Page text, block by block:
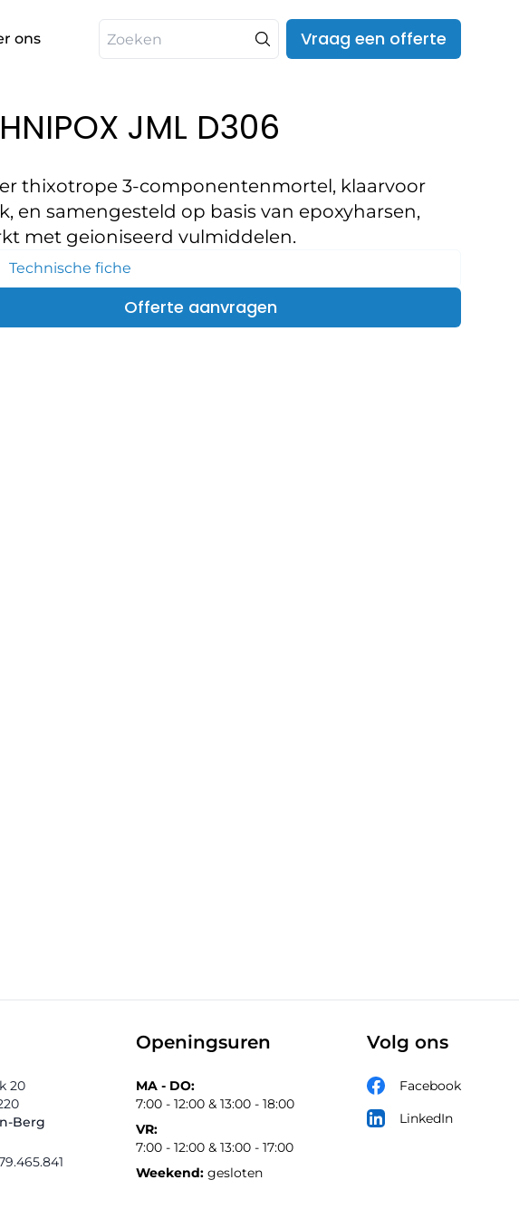
ons Vraag een offerte
JML D306
thixotrope 3-componentenmortel, klaarvoor
en samengesteld op basis van epoxyharsen,
met geioniseerd vulmiddelen.
Technische fiche
Offerte aanvragen
20
Berg
Openingsuren
MA - DO:
7:00 - 12:00 & 13:00 - 18:00
VR:
7:00 - 12:00 & 13:00 - 17:00
Weekend: gesloten
Volg ons
Facebook
LinkedIn